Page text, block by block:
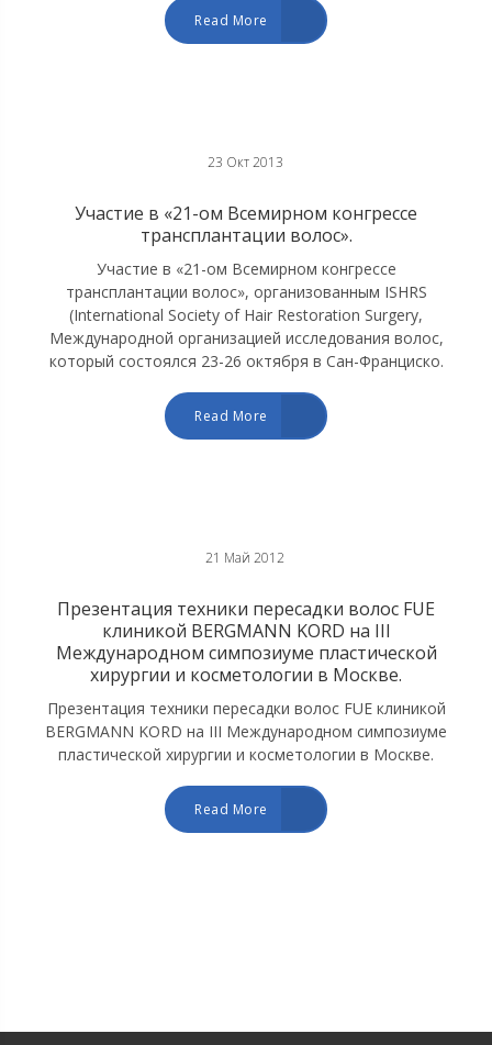
Read More
23 Окт 2013
Участие в «21-ом Всемирном конгрессе
трансплантации волос».
Участие в «21-ом Всемирном конгрессе
трансплантации волос», организованным ISHRS
(Ιnternational Society of Hair Restoration Surgery,
Международной организацией исследования волос,
который состоялся 23-26 октября в Сан-Франциско.
Read More
21 Май 2012
Презентация техники пересадки волос FUE
клиникой BERGMANN KORD на III
Международном симпозиуме пластической
хирургии и косметологии в Москве.
Презентация техники пересадки волос FUE клиникой
BERGMANN KORD на III Международном симпозиуме
пластической хирургии и косметологии в Москве.
Read More